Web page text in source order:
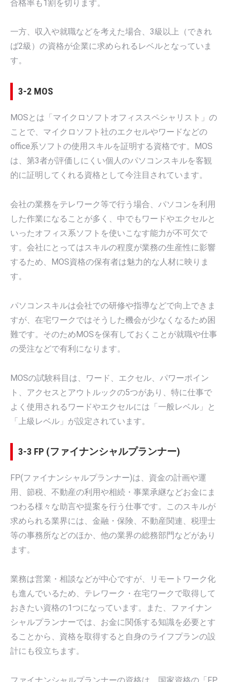
合格率も1割を切ります。
一方、収入や就職などを考えた場合、3級以上（できれ
ば2級）の資格が企業に求められるレベルとなっていま
す。
3-2 MOS
MOSとは「マイクロソフトオフィススペシャリスト」の
ことで、マイクロソフト社のエクセルやワードなどの
office系ソフトの使用スキルを証明する資格です。MOS
は、第3者が評価しにくい個人のパソコンスキルを客観
的に証明してくれる資格として今注目されています。
会社の業務をテレワーク等で行う場合、パソコンを利用
した作業になることが多く、中でもワードやエクセルと
いったオフィス系ソフトを使いこなす能力が不可欠で
す。会社にとってはスキルの程度が業務の生産性に影響
するため、MOS資格の保有者は魅力的な人材に映りま
す。
パソコンスキルは会社での研修や指導などで向上できま
すが、在宅ワークではそうした機会が少なくなるため困
難です。そのためMOSを保有しておくことが就職や仕事
の受注などで有利になります。
MOSの試験科目は、ワード、エクセル、パワーポイン
ト、アクセスとアウトルックの5つがあり、特に仕事で
よく使用されるワードやエクセルには「一般レベル」と
「上級レベル」が設定されています。
3-3 FP (ファイナンシャルプランナー)
FP(ファイナンシャルプランナー)は、資金の計画や運
用、節税、不動産の利用や相続・事業承継などお金にま
つわる様々な助言や提案を行う仕事です。このスキルが
求められる業界には、金融・保険、不動産関連、税理士
等の事務所などのほか、他の業界の総務部門などがあり
ます。
業務は営業・相談などが中心ですが、リモートワーク化
も進んでいるため、テレワーク・在宅ワークで取得して
おきたい資格の1つになっています。また、ファイナン
シャルプランナーでは、お金に関係する知識を必要とす
ることから、資格を取得すると自身のライフプランの設
計にも役立ちます。